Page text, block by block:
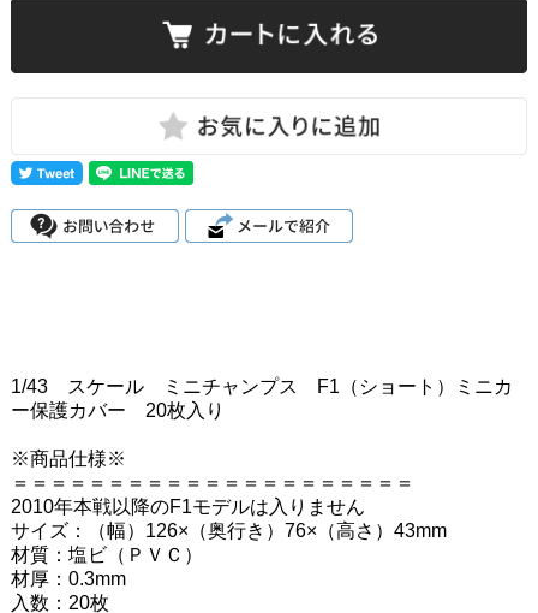
1/43 スケール ミニチャンプス F1（ショート）ミニカ
ー保護カバー 20枚入り
※商品仕様※
＝＝＝＝＝＝＝＝＝＝＝＝＝＝＝＝＝＝＝＝＝
2010年本戦以降のF1モデルは入りません
サイズ：（幅）126×（奥行き）76×（高さ）43mm
材質：塩ビ（ＰＶＣ）
材厚：0.3mm
入数：20枚